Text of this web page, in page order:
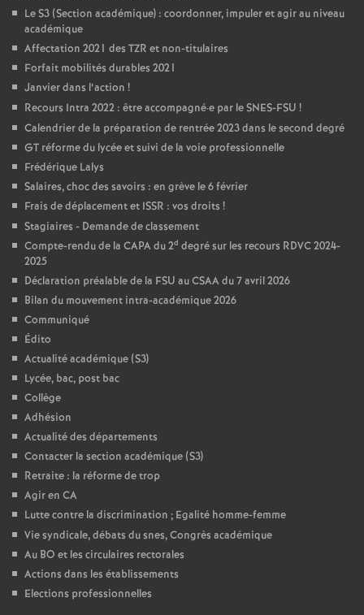
Le S3 (Section académique) : coordonner, impuler et agir au niveau
académique
Affectation 2021 des TZR et non-titulaires
Forfait mobilités durables 2021
Janvier dans l’action !
Recours Intra 2022 : être accompagné·e par le SNES-FSU !
Calendrier de la préparation de rentrée 2023 dans le second degré
GT réforme du lycée et suivi de la voie professionnelle
Frédérique Lalys
Salaires, choc des savoirs : en grève le 6 février
Frais de déplacement et ISSR : vos droits !
Stagiaires - Demande de classement
Compte-rendu de la CAPA du 2d degré sur les recours RDVC 2024-
2025
Déclaration préalable de la FSU au CSAA du 7 avril 2026
Bilan du mouvement intra-académique 2026
Communiqué
Édito
Actualité académique (S3)
Lycée, bac, post bac
Collège
Adhésion
Actualité des départements
Contacter la section académique (S3)
Retraite : la réforme de trop
Agir en CA
Lutte contre la discrimination ; Egalité homme-femme
Vie syndicale, débats du snes, Congrès académique
Au BO et les circulaires rectorales
Actions dans les établissements
Elections professionnelles